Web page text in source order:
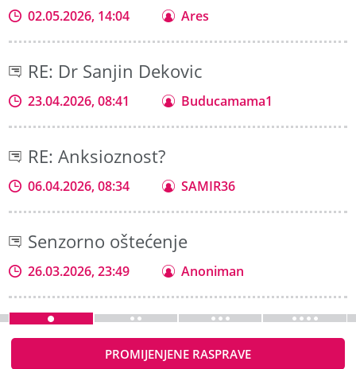
02.05.2026, 14:04 Ares
RE: Dr Sanjin Dekovic
23.04.2026, 08:41 Buducamama1
RE: Anksioznost?
06.04.2026, 08:34 SAMIR36
Senzorno oštećenje
26.03.2026, 23:49 Anoniman
PROMIJENJENE RASPRAVE